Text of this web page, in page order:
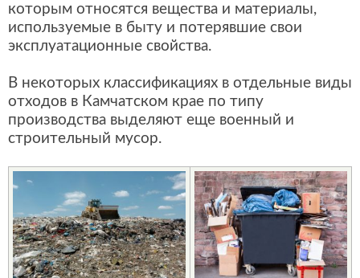
которым относятся вещества и материалы,
используемые в быту и потерявшие свои
эксплуатационные свойства.
В некоторых классификациях в отдельные виды
отходов в Камчатском крае по типу
производства выделяют еще военный и
строительный мусор.